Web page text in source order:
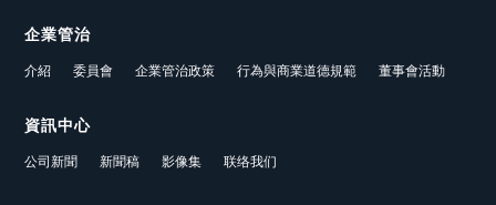
企業管治
介紹 委員會 企業管治政策 行為與商業道德規範 董事會活動
資訊中心
公司新聞 新聞稿 影像集 联络我们